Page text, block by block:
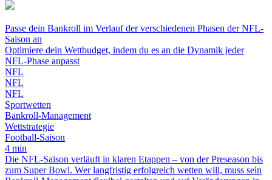
Passe dein Bankroll im Verlauf der verschiedenen Phasen der NFL-
Saison an
Optimiere dein Wettbudget, indem du es an die Dynamik jeder
NFL-Phase anpasst
NFL
NFL
NFL
Sportwetten
Bankroll-Management
Wettstrategie
Football-Saison
4 min
Die NFL-Saison verläuft in klaren Etappen – von der Preseason bis
zum Super Bowl. Wer langfristig erfolgreich wetten will, muss sein